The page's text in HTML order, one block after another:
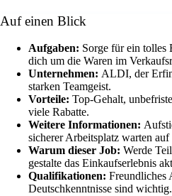
Auf einen Blick
Aufgaben: Sorge für ein tolles
dich um die Waren im
Unternehmen: ALDI, der
starken Teamgeist.
Vorteile: Top-Gehalt,
viele Rabatte.
Weitere Informationen:
sicherer Arbeitsplatz warten auf
Warum dieser Job: Werde
gestalte das Einkaufserlebnis
Qualifikationen: Freundliches
Deutschkenntnisse sind wichtig.